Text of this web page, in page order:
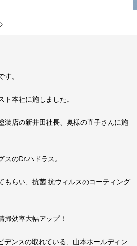
。
本社に施しました。
装店の新井田社長、奥様の直子さんに施
のDr.ハドラス。
もらい、抗菌 抗ウィルスのコーティング
掃効率大幅アップ！
デンスの取れている、山本ホールディン